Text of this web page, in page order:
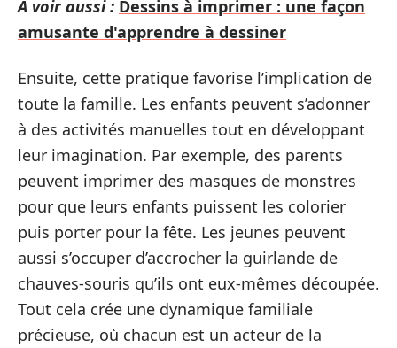
A voir aussi : Dessins à imprimer : une façon
amusante d'apprendre à dessiner
Ensuite, cette pratique favorise l’implication de
toute la famille. Les enfants peuvent s’adonner
à des activités manuelles tout en développant
leur imagination. Par exemple, des parents
peuvent imprimer des masques de monstres
pour que leurs enfants puissent les colorier
puis porter pour la fête. Les jeunes peuvent
aussi s’occuper d’accrocher la guirlande de
chauves-souris qu’ils ont eux-mêmes découpée.
Tout cela crée une dynamique familiale
précieuse, où chacun est un acteur de la